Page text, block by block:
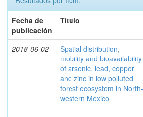
Fecha de
publicación
Título
2018-06-02
Spatial distribution,
mobility and bioavailability
of arsenic, lead, copper
and zinc in low polluted
forest ecosystem in North-
western Mexico